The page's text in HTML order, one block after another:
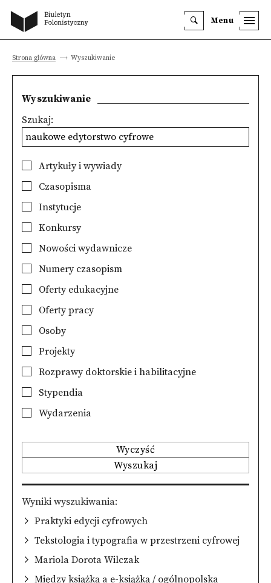
Menu
Strona główna Wyszukiwanie
Wyszukiwanie
Szukaj:
Artykuły i wywiady
Czasopisma
Instytucje
Konkursy
Nowości wydawnicze
Numery czasopism
Oferty edukacyjne
Oferty pracy
Osoby
Projekty
Rozprawy doktorskie i habilitacyjne
Stypendia
Wydarzenia
Wyczyść
Wyszukaj
Wyniki wyszukiwania
Praktyki edycji cyfrowych
Tekstologia i typografia w przestrzeni cyfrowej
Mariola Dorota Wilczak
Między książką a e-książką / ogólnopolska